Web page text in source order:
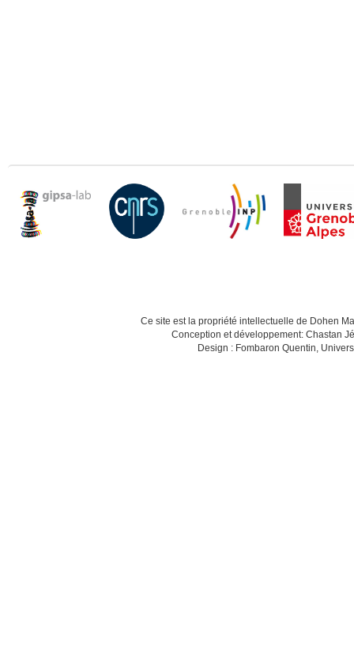
Ce site est la propriété intellectuelle de Dohen
Conception et développement: Chastan
Design : Fombaron Quentin,